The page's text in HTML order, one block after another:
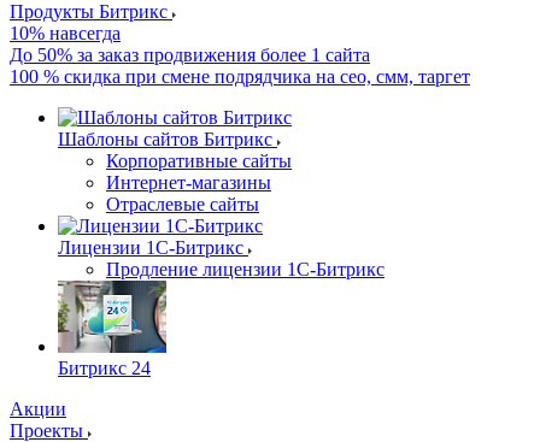
Продукты Битрикс
10% навсегда
До 50% за заказ продвижения более 1 сайта
100 % скидка при смене подрядчика на сео, смм, таргет
Шаблоны сайтов Битрикс
Корпоративные сайты
Интернет-магазины
Отраслевые сайты
Лицензии 1С-Битрикс
Продление лицензии 1С-Битрикс
Битрикс 24
Акции
Проекты